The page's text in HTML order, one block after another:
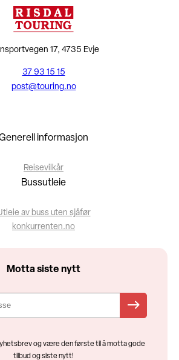
17, 4735 Evje
37 93 15 15
post@touring.no
informasjon
Reisevilkår
Bussutleie
av buss uten sjåfør
konkurrenten.no
Motta siste nytt
og være den første til å motta gode
tilbud og siste nytt!